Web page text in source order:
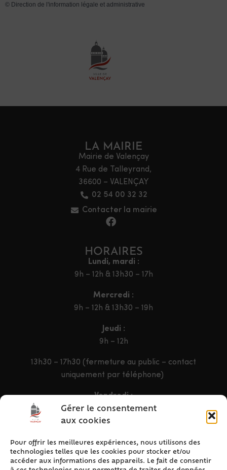
Gérer le consentement
aux cookies
Pour offrir les meilleures expériences, nous utilisons des
technologies telles que les cookies pour stocker et/ou
accéder aux informations des appareils. Le fait de consentir
© Direction de l'information légale et administrative
LA MAIRIE
Mairie de Valençay
4 Rue de Talleyrand,
36600 – VALENÇAY
02 54 00 32 32
Contacter la mairie
HORAIRES
Lundi, mardi :
9h – 12h & 13h30 – 17h
Mercredi :
9h – 12h & 13h30 – 19h
Jeudi :
9h – 12h
13h30 – 17h30 (fermeture au public – contact
uniquement par téléphone)
Vendredi :
9h – 12h & 13h30 – 16h30
ACCÈS RAPIDE
Accueil